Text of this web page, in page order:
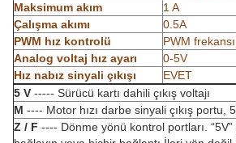
Maksimum akım
1 A
Çalışma akımı
0.5A
PWM hız kontrolü
PWM
Analog voltaj hız ayarı
0-5V
Hız nabız sinyali çıkışı
EVET
5 V ----- Sürücü kartı dahili çıkış voltajı
M ---- Motor hızı darbe sinyali çıkış portu,
Z / F ---- Dönme yönü kontrol portları.